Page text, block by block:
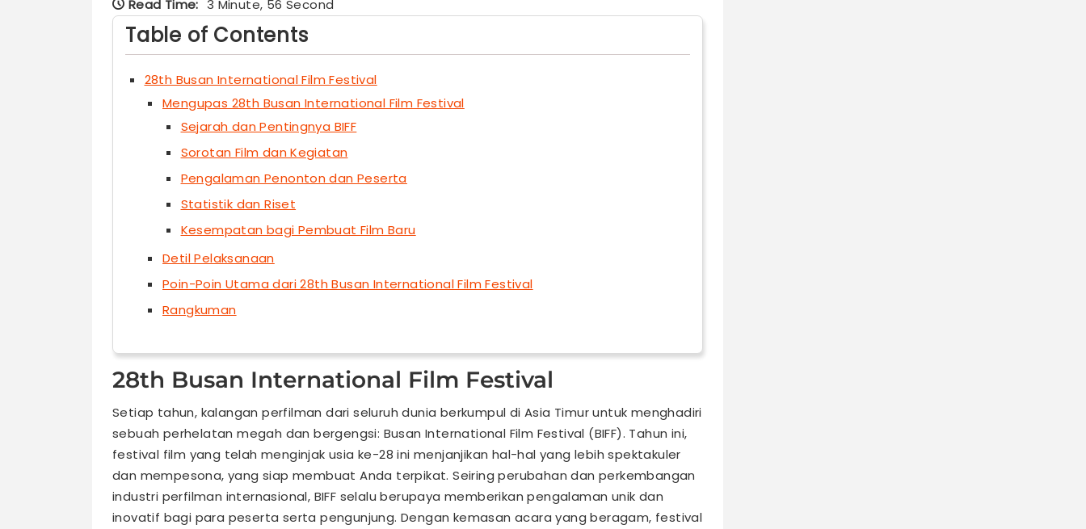
Read Time: 3 Minute, 56 Second
Table of Contents
28th Busan International Film Festival
Mengupas 28th Busan International Film Festival
Sejarah dan Pentingnya BIFF
Sorotan Film dan Kegiatan
Pengalaman Penonton dan Peserta
Statistik dan Riset
Kesempatan bagi Pembuat Film Baru
Detil Pelaksanaan
Poin-Poin Utama dari 28th Busan International Film Festival
Rangkuman
28th Busan International Film Festival
Setiap tahun, kalangan perfilman dari seluruh dunia berkumpul di Asia Timur untuk menghadiri
sebuah perhelatan megah dan bergengsi: Busan International Film Festival (BIFF). Tahun ini,
festival film yang telah menginjak usia ke-28 ini menjanjikan hal-hal yang lebih spektakuler
dan mempesona, yang siap membuat Anda terpikat. Seiring perubahan dan perkembangan
industri perfilman internasional, BIFF selalu berupaya memberikan pengalaman unik dan
inovatif bagi para peserta serta pengunjung. Dengan kemasan acara yang beragam, festival